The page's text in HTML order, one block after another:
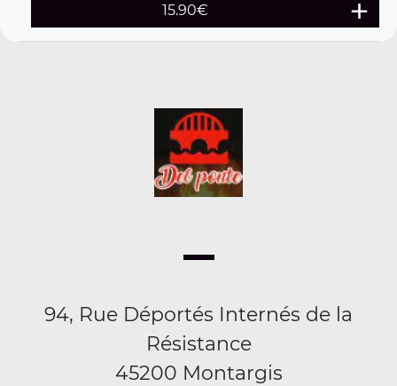
15.90€
94, Rue Déportés Internés de la
Résistance
45200 Montargis